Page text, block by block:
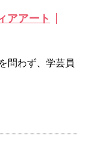
アアート
問わず、学芸員